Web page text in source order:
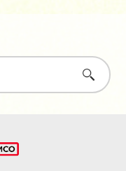
さがす